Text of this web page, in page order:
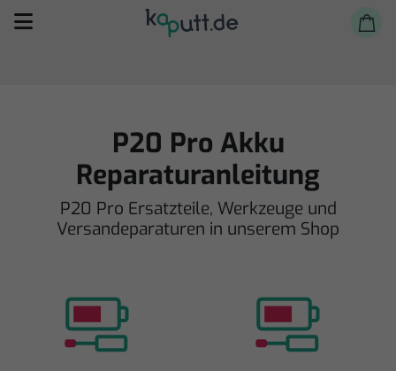
Selbst reparieren
Reparieren lassen
Shop
P20 Pro Akku
Reparaturanleitung
P20 Pro Ersatzteile, Werkzeuge und
Versandeparaturen in unserem Shop